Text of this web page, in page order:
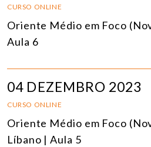
CURSO ONLINE
Oriente Médio em Foco
Aula 6
04 DEZEMBRO 2023
CURSO ONLINE
Oriente Médio em Foco
Líbano | Aula 5